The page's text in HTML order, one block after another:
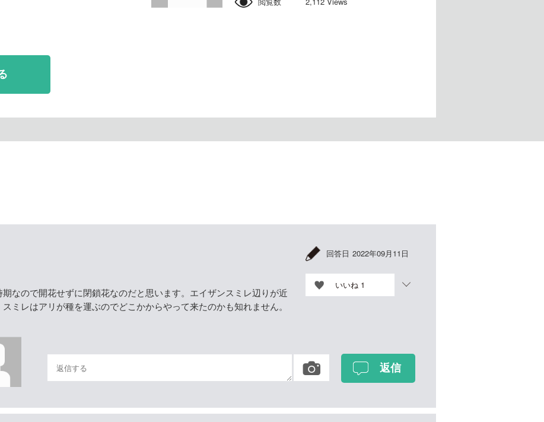
なので開花せずに閉鎖花なのだと思います。エイザンスミレ辺りが近
ミレはアリが種を運ぶのでどこかからやって来たのかも知れません。
回答日 2022年09月11日
いいね 1